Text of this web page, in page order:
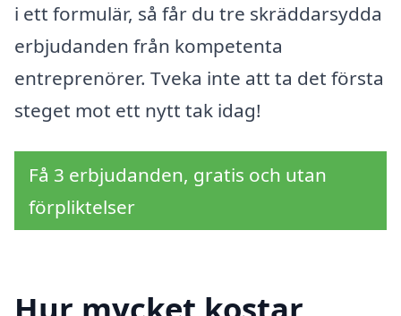
i ett formulär, så får du tre skräddarsydda
erbjudanden från kompetenta
entreprenörer. Tveka inte att ta det första
steget mot ett nytt tak idag!
Få 3 erbjudanden, gratis och utan
förpliktelser